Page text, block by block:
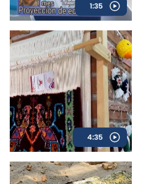
1:35
4:35